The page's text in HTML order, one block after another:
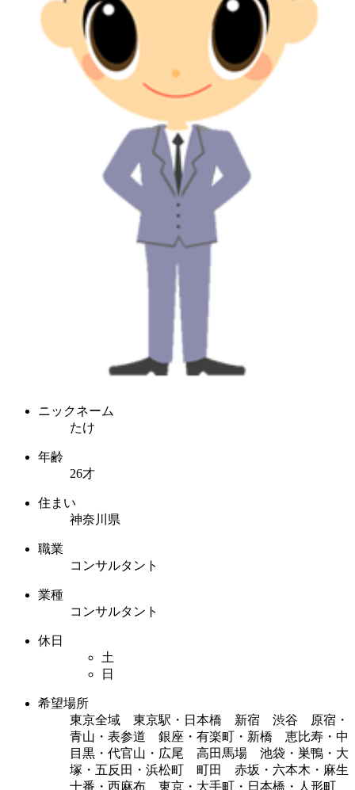
ニックネーム
たけ
年齢
26才
住まい
神奈川県
職業
コンサルタント
業種
コンサルタント
休日
土
日
希望場所
東京全域 東京駅・日本橋 新宿 渋谷 原宿・
青山・表参道 銀座・有楽町・新橋 恵比寿・中
目黒・代官山・広尾 高田馬場 池袋・巣鴨・大
塚・五反田・浜松町 町田 赤坂・六本木・麻生
十番・西麻布 東京・大手町・日本橋・人形町